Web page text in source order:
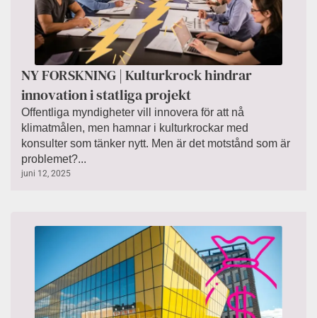
NY FORSKNING | Kulturkrock hindrar
innovation i statliga projekt
Offentliga myndigheter vill innovera för att nå
klimatmålen, men hamnar i kulturkrockar med
konsulter som tänker nytt. Men är det motstånd som är
problemet?...
juni 12, 2025